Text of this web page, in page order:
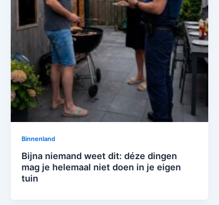
Binnenland
Bijna niemand weet dit: déze dingen
mag je helemaal niet doen in je eigen
tuin